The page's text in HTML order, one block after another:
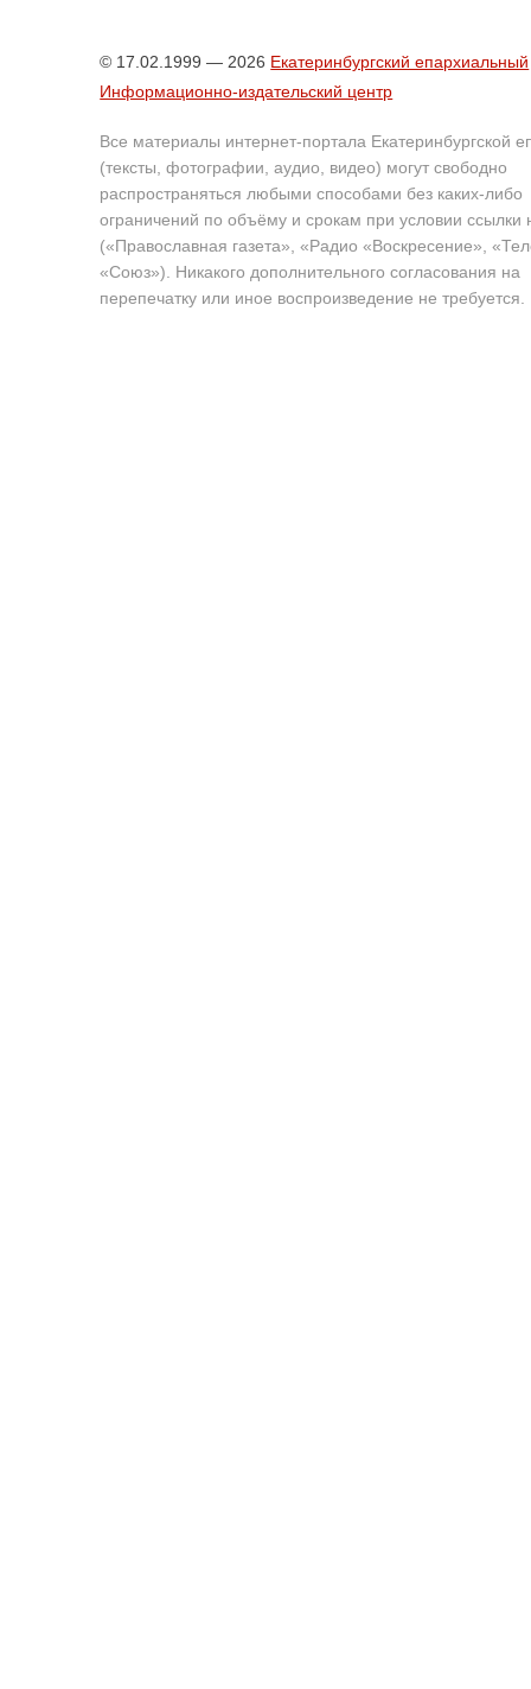
© 17.02.1999 — 2026 Екатеринбургский епархиальный
Информационно-издательский центр
Все материалы интернет-портала Екатеринбургской
(тексты, фотографии, аудио, видео) могут свободно
распространяться любыми способами без каких-либо
ограничений по объёму и срокам при условии ссылки
(«Православная газета», «Радио «Воскресение»,
«Союз»). Никакого дополнительного согласования на
перепечатку или иное воспроизведение не требуется.